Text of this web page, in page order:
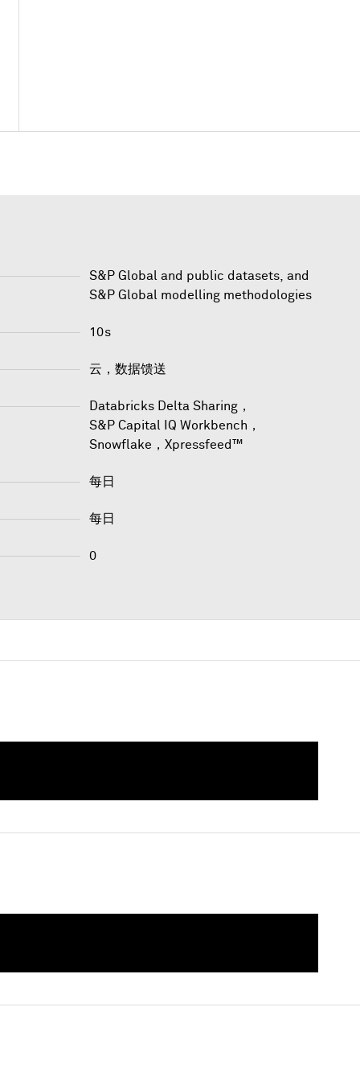
S&P Global and public datasets, and
S&P Global modelling methodologies
10s
云，数据馈送
Databricks Delta Sharing，
S&P Capital IQ Workbench ，
Snowflake ， Xpressfeed™
每日
每日
0